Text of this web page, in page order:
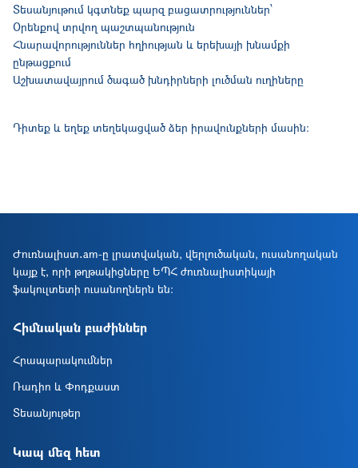
Տեսանյութում կգտնեք պարզ բացատրություններ՝
Օրենքով տրվող պաշտպանություն
Հնարավորություններ հղիության և երեխայի խնամքի
ընթացքում
Աշխատավայրում ծագած խնդիրների լուծման ուղիները
Դիտեք և եղեք տեղեկացված ձեր իրավունքների մասին:
Ժուռնալիստ․am-ը լրատվական, վերլուծական, ուսանողական
կայք է, որի թղթակիցները ԵՊՀ ժուռնալիստիկայի
ֆակուլտետի ուսանողներն են։
Հիմնական բաժիններ
Հրապարակումներ
Ռադիո և Փոդքաստ
Տեսանյութեր
Կապ մեզ հետ